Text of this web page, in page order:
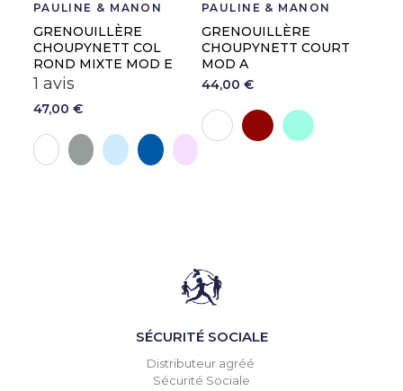
PAULINE & MANON
GRENOUILLÈRE
CHOUPYNETT COL
ROND MIXTE MOD E
1 avis
47,00 €
BlancGrisCiel Marine
Rose
PAULINE & MANON
GRENOUILLÈRE
CHOUPYNETT COURT
MOD A
44,00 €
BlancHermèsVert eau
SÉCURITÉ SOCIALE
Distributeur agréé
Sécurité Sociale